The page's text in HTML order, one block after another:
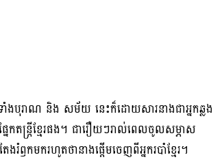
ងបុរាណ និង សម័យ នេះក៏ដោយសារនាងជាអ្នកឆ្លង
ែកតន្រ្តីខ្មែរផង។ ជារឿយៗរាល់ពេលចូលសម្ភាស
កមករហូតថានាងផ្តើមចេញពីអ្នករបាំខ្មែរ។